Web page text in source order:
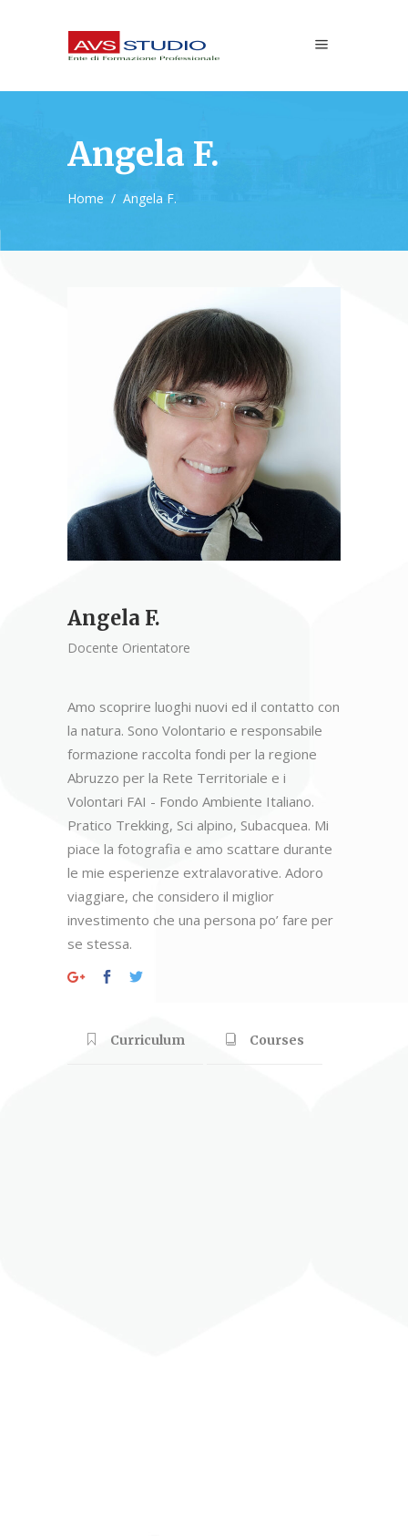
Angela F.
Home / Angela F.
Angela F.
Docente Orientatore
Amo scoprire luoghi nuovi ed il contatto con
la natura. Sono Volontario e responsabile
formazione raccolta fondi per la regione
Abruzzo per la Rete Territoriale e i
Volontari FAI - Fondo Ambiente Italiano.
Pratico Trekking, Sci alpino, Subacquea. Mi
piace la fotografia e amo scattare durante
le mie esperienze extralavorative. Adoro
viaggiare, che considero il miglior
investimento che una persona po’ fare per
se stessa.
Curriculum Courses